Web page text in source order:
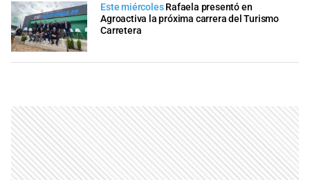
Este miércoles Rafaela presentó en
Agroactiva la próxima carrera del Turismo
Carretera